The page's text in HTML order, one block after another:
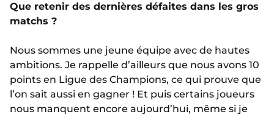
Que retenir des dernières défaites dans les gros
matchs ?
Nous sommes une jeune équipe avec de hautes
ambitions. Je rappelle d’ailleurs que nous avons 10
points en Ligue des Champions, ce qui prouve que
l’on sait aussi en gagner ! Et puis certains joueurs
nous manquent encore aujourd’hui, même si je